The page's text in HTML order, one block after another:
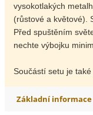
vysokotlakých
(růstové a květové).
Před spuštěním
nechte výbojku
Součástí setu je
Základní informace